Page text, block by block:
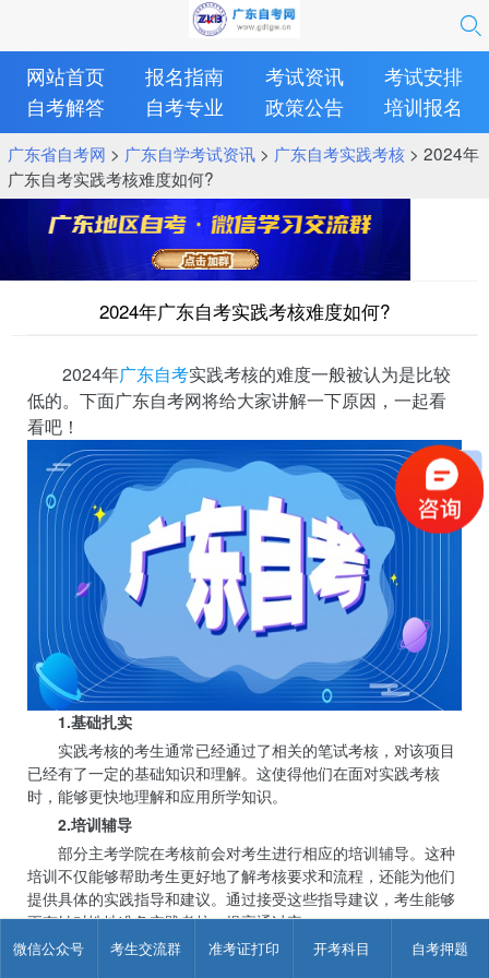
微信公众号 考生交流群 准考证打印 开考科目 自考押题
网站首页 报名指南 考试资讯
考试安排
自考解答
自考专业 政策公告 培训报名
广东省自考网 > 广东自学考试资讯> 广东自考实践考核> 2024年
广东自考实践考核难度如何?
2024年广东自考实践考核难度如何?
2024年广东自考实践考核的难度一般被认为是比较
低的。下面广东自考网将给大家讲解一下原因，一起看
看吧！
1.基础扎实
实践考核的考生通常已经通过了相关的笔试考核，对该项目
已经有了一定的基础知识和理解。这使得他们在面对实践考核
时，能够更快地理解和应用所学知识。
2.培训辅导
部分主考学院在考核前会对考生进行相应的培训辅导。这种
培训不仅能够帮助考生更好地了解考核要求和流程，还能为他们
提供具体的实践指导和建议。通过接受这些指导建议，考生能够
更有针对性地准备实践考核，提高通过率。
3.考核形式